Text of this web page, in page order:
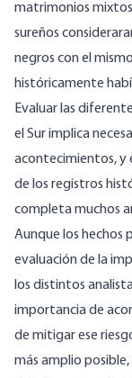
matrimonios mixtos
sureños
negros con el
históricamente
Evaluar las
el Sur implica
acontecimientos, y
de los registros
completa muchos
Aunque los hechos
evaluación de la
los distintos
importancia de
de mitigar ese
más amplio